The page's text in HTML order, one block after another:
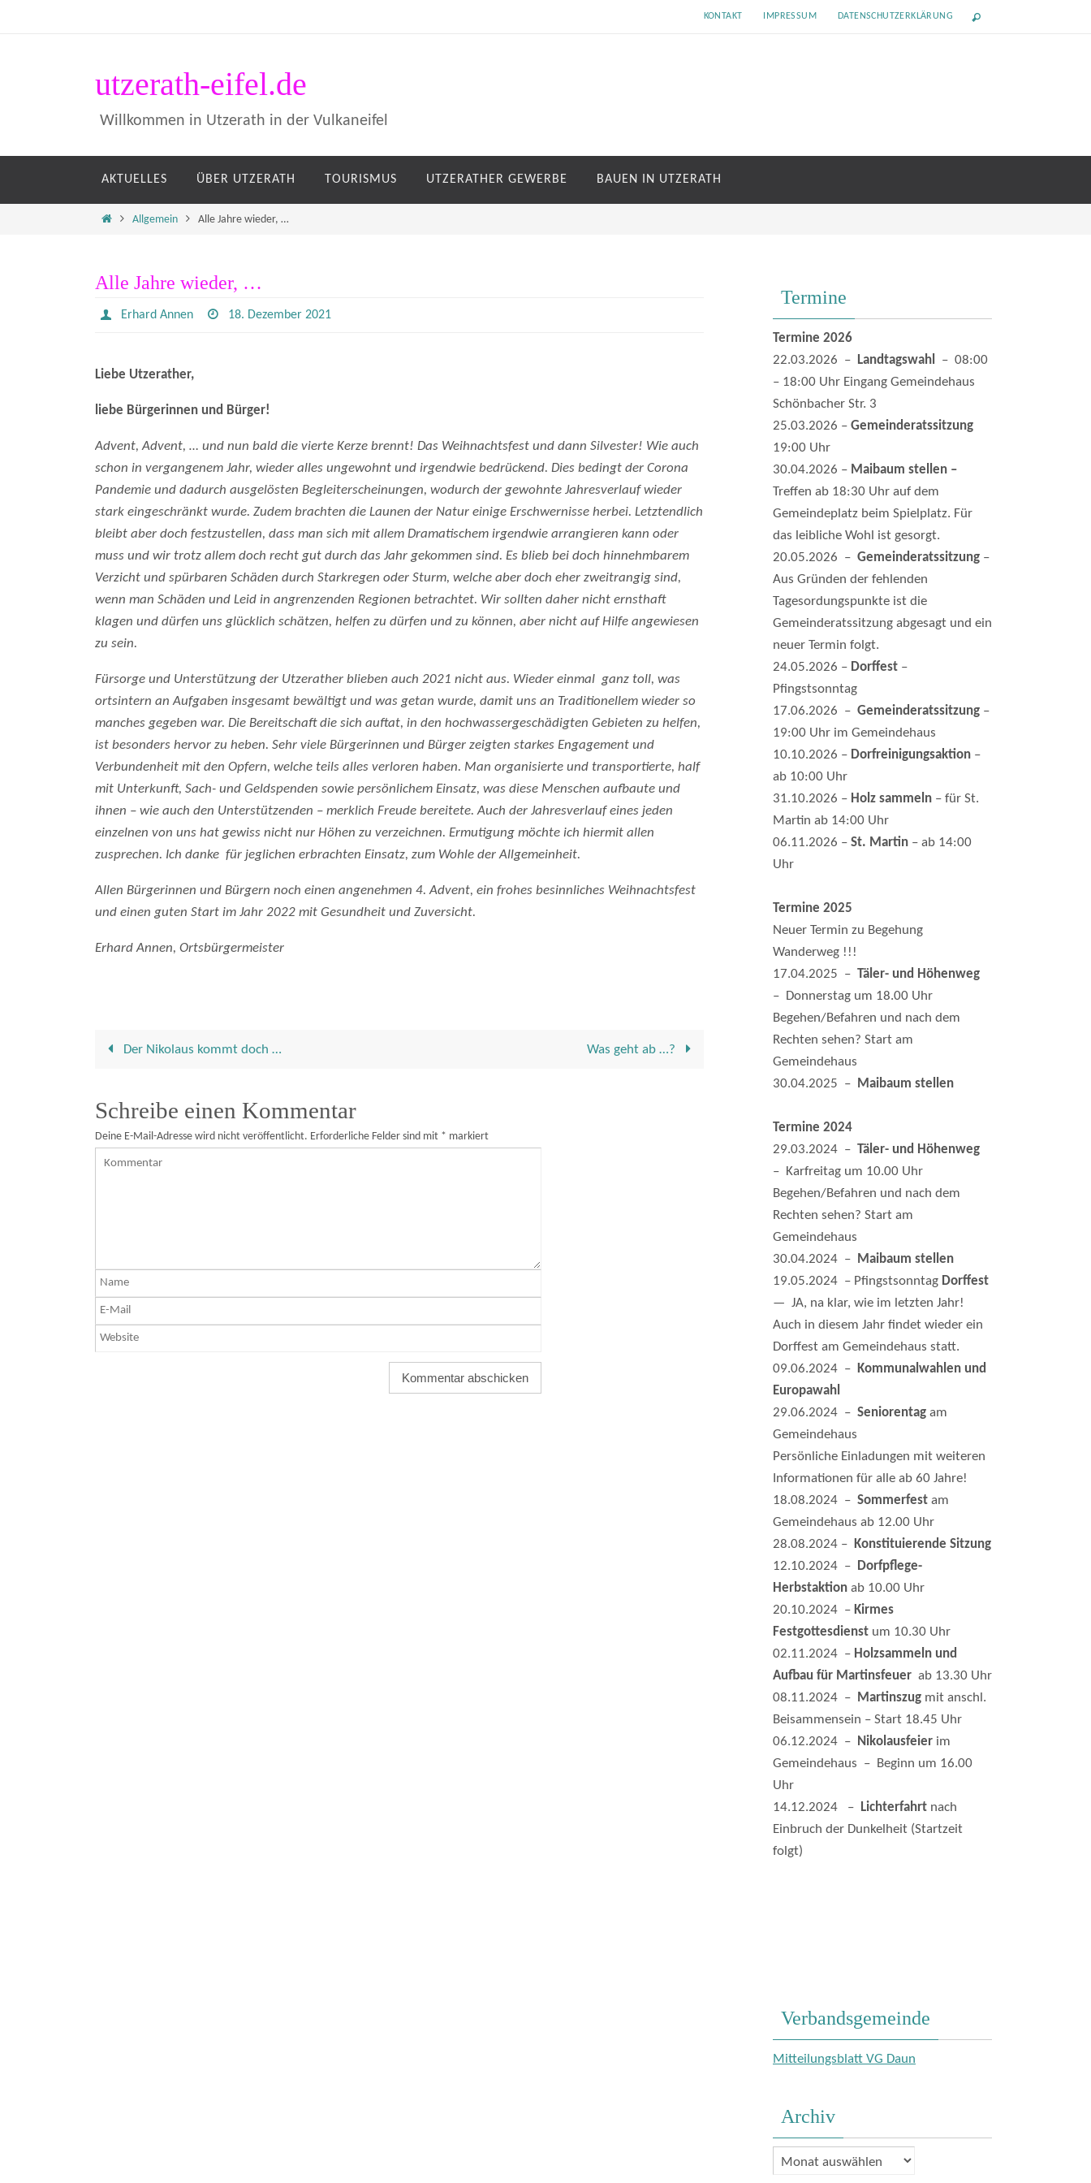
KONTAKT IMPRESSUM DATENSCHUTZERKLÄRUNG
utzerath-eifel.de
Willkommen in Utzerath in der Vulkaneifel
AKTUELLES ÜBER UTZERATH TOURISMUS UTZERATHER GEWERBE BAUEN IN UTZERATH
HomeAllgemein Alle Jahre wieder, …
Alle Jahre wieder, …
Erhard Annen 18. Dezember 2021
Liebe Utzerather,
liebe Bürgerinnen und Bürger!
Advent, Advent, … und nun bald die vierte Kerze brennt! Das Weihnachtsfest und dann Silvester! Wie auch
schon in vergangenem Jahr, wieder alles ungewohnt und irgendwie bedrückend. Dies bedingt der Corona
Pandemie und dadurch ausgelösten Begleiterscheinungen, wodurch der gewohnte Jahresverlauf wieder
stark eingeschränkt wurde. Zudem brachten die Launen der Natur einige Erschwernisse herbei. Letztendlich
bleibt aber doch festzustellen, dass man sich mit allem Dramatischem irgendwie arrangieren kann oder
muss und wir trotz allem doch recht gut durch das Jahr gekommen sind. Es blieb bei doch hinnehmbarem
Verzicht und spürbaren Schäden durch Starkregen oder Sturm, welche aber doch eher zweitrangig sind,
wenn man Schäden und Leid in angrenzenden Regionen betrachtet. Wir sollten daher nicht ernsthaft
klagen und dürfen uns glücklich schätzen, helfen zu dürfen und zu können, aber nicht auf Hilfe angewiesen
zu sein.
Fürsorge und Unterstützung der Utzerather blieben auch 2021 nicht aus. Wieder einmal ganz toll, was
ortsintern an Aufgaben insgesamt bewältigt und was getan wurde, damit uns an Traditionellem wieder so
manches gegeben war. Die Bereitschaft die sich auftat, in den hochwassergeschädigten Gebieten zu helfen,
ist besonders hervor zu heben. Sehr viele Bürgerinnen und Bürger zeigten starkes Engagement und
Verbundenheit mit den Opfern, welche teils alles verloren haben. Man organisierte und transportierte, half
mit Unterkunft, Sach- und Geldspenden sowie persönlichem Einsatz, was diese Menschen aufbaute und
ihnen – wie auch den Unterstützenden – merklich Freude bereitete. Auch der Jahresverlauf eines jeden
einzelnen von uns hat gewiss nicht nur Höhen zu verzeichnen. Ermutigung möchte ich hiermit allen
zusprechen. Ich danke für jeglichen erbrachten Einsatz, zum Wohle der Allgemeinheit.
Allen Bürgerinnen und Bürgern noch einen angenehmen 4. Advent, ein frohes besinnliches Weihnachtsfest
und einen guten Start im Jahr 2022 mit Gesundheit und Zuversicht.
Erhard Annen, Ortsbürgermeister
Der Nikolaus kommt doch … Was geht ab …?
Schreibe einen Kommentar
Deine E-Mail-Adresse wird nicht veröffentlicht. Erforderliche Felder sind mit * markiert
Termine
Termine 2026
22.03.2026 –
Landtagswahl
– 08:00
– 18:00 Uhr Eingang Gemeindehaus
Schönbacher Str. 3
25.03.2026 – Gemeinderatssitzung
19:00 Uhr
30.04.2026 – Maibaum stellen –
Treffen ab 18:30 Uhr auf dem
Gemeindeplatz beim Spielplatz. Für
das leibliche Wohl ist gesorgt.
20.05.2026 – Gemeinderatssitzung –
Aus Gründen der fehlenden
Tagesordungspunkte ist die
Gemeinderatssitzung abgesagt und ein
neuer Termin folgt.
24.05.2026 – Dorffest –
Pfingstsonntag
17.06.2026 – Gemeinderatssitzung –
19:00 Uhr im Gemeindehaus
10.10.2026 – Dorfreinigungsaktion –
ab 10:00 Uhr
31.10.2026 – Holz sammeln – für St.
Martin ab 14:00 Uhr
06.11.2026 – St. Martin – ab 14:00
Uhr
Termine 2025
Neuer Termin zu Begehung
Wanderweg !!!
17.04.2025 – Täler- und Höhenweg
– Donnerstag um 18.00 Uhr
Begehen/Befahren und nach dem
Rechten sehen? Start am
Gemeindehaus
30.04.2025 –
Maibaum stellen
Termine 2024
29.03.2024 – Täler- und Höhenweg
– Karfreitag um 10.00 Uhr
Begehen/Befahren und nach dem
Rechten sehen? Start am
Gemeindehaus
30.04.2024 –
Maibaum stellen
19.05.2024 – Pfingstsonntag Dorffest
— JA, na klar, wie im letzten Jahr!
Auch in diesem Jahr findet wieder ein
Dorffest am Gemeindehaus statt.
09.06.2024 –
Kommunalwahlen und
Europawahl
29.06.2024 – Seniorentag am
Gemeindehaus
Persönliche Einladungen mit weiteren
Informationen für alle ab 60 Jahre!
18.08.2024 – Sommerfest am
Gemeindehaus ab 12.00 Uhr
28.08.2024 –
Konstituierende Sitzung
12.10.2024 –
Dorfpflege-
Herbstaktion ab 10.00 Uhr
20.10.2024 – Kirmes
Festgottesdienst um 10.30 Uhr
02.11.2024 – Holzsammeln und
Aufbau für Martinsfeuer ab 13.30 Uhr
08.11.2024 –
Martinszug mit anschl.
Beisammensein – Start 18.45 Uhr
06.12.2024 –
Nikolausfeier im
Gemeindehaus – Beginn um 16.00
Uhr
14.12.2024 –
Lichterfahrt nach
Einbruch der Dunkelheit (Startzeit
folgt)
Verbandsgemeinde
Mitteilungsblatt VG Daun
Archiv
Archiv